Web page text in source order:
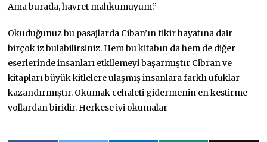
Ama burada, hayret mahkumuyum.”
Okuduğunuz bu pasajlarda Ciban’ın fikir hayatına dair
birçok iz bulabilirsiniz. Hem bu kitabın da hem de diğer
eserlerinde insanları etkilemeyi başarmıştır Cibran ve
kitapları büyük kitlelere ulaşmış insanlara farklı ufuklar
kazandırmıştır. Okumak cehaleti gidermenin en kestirme
yollardan biridir. Herkese iyi okumalar